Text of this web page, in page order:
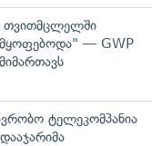
თვითმცლელში
— GWP
ტელეკომპანია